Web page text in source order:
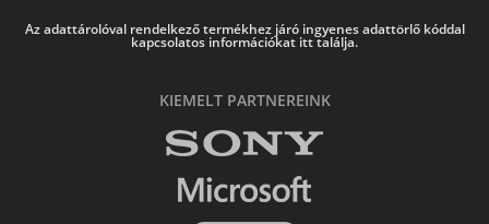
Az adattárolóval rendelkező termékhez járó ingyenes adattörlő kóddal
kapcsolatos információkat itt találja.
KIEMELT PARTNEREINK